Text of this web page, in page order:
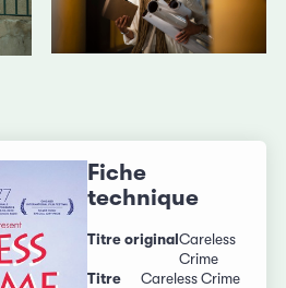
Fiche
technique
Titre originalCareless
Crime
Titre
Careless Crime